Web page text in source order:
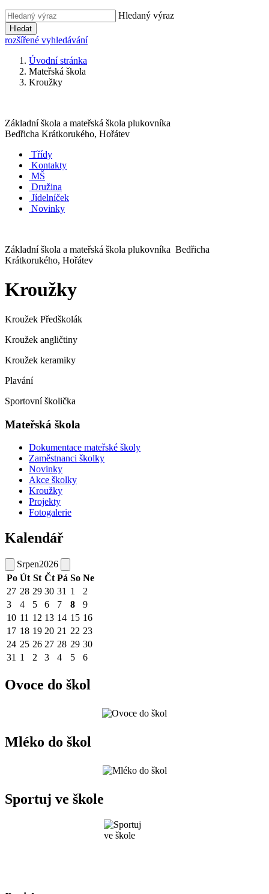
Hledaný výraz
Hledat
rozšířené vyhledávání
Úvodní stránka
Mateřská škola
Kroužky
Základní škola a mateřská škola plukovníka
Bedřicha Krátkorukého, Hořátev
Třídy
Kontakty
MŠ
Družina
Jídelníček
Novinky
Základní škola a mateřská škola plukovníka Bedřicha
Krátkorukého, Hořátev
Kroužky
Kroužek Předškolák
Kroužek angličtiny
Kroužek keramiky
Plavání
Sportovní školička
Mateřská škola
Dokumentace mateřské školy
Zaměstnanci školky
Novinky
Akce školky
Kroužky
Projekty
Fotogalerie
Kalendář
Srpen2026
Po Út St Čt Pá So Ne
27 28 29 30 31 1
2
3
4 5 6 7 8
9
10 11 12 13 14 15 16
17 18 19 20 21 22 23
24 25 26 27 28 29 30
31 1 2 3 4 5 6
Ovoce do škol
Mléko do škol
Sportuj ve škole